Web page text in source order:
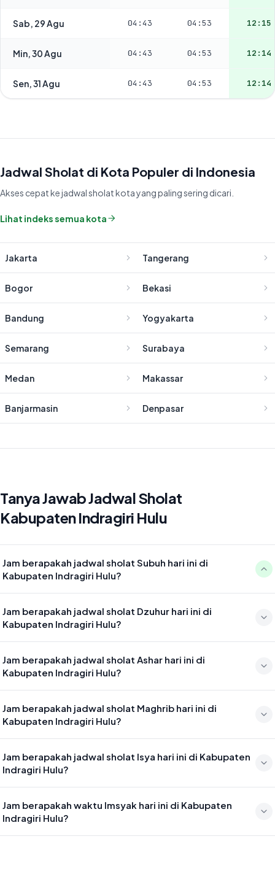
Sab, 29 Agu 04:43 04:53 12:15
Min, 30 Agu 04:43 04:53 12:14
Sen, 31 Agu 04:43 04:53 12:14
Jadwal Sholat di Kota Populer di Indonesia
Akses cepat ke jadwal sholat kota yang paling sering dicari.
Lihat indeks semua kota
Jakarta Tangerang
Bogor Bekasi
Bandung Yogyakarta
Semarang Surabaya
Medan Makassar
Banjarmasin Denpasar
Tanya Jawab Jadwal Sholat
Kabupaten Indragiri Hulu
Jam berapakah jadwal sholat Subuh hari ini di
Kabupaten Indragiri Hulu?
04:56
Jam berapakah jadwal sholat Dzuhur hari ini di
Kabupaten Indragiri Hulu?
12:20
Jam berapakah jadwal sholat Ashar hari ini di
Kabupaten Indragiri Hulu?
15:40
Jam berapakah jadwal sholat Maghrib hari ini di
Kabupaten Indragiri Hulu?
18:22
Jam berapakah jadwal sholat Isya hari ini di Kabupaten
Indragiri Hulu?
19:33
Jam berapakah waktu Imsyak hari ini di Kabupaten
Indragiri Hulu?